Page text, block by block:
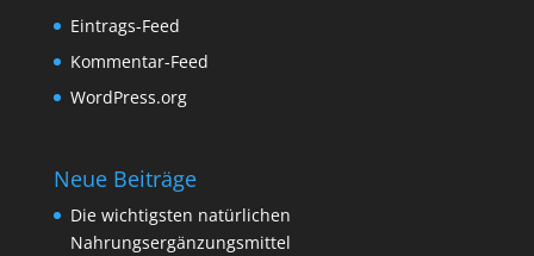
Eintrags-Feed
Kommentar-Feed
WordPress.org
Neue Beiträge
Die wichtigsten natürlichen
Nahrungsergänzungsmittel